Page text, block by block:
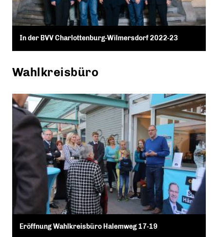
In der BVV Charlottenburg-Wilmersdorf 2022-23
Wahlkreisbüro
Eröffnung Wahlkreisbüro Halemweg 17-19